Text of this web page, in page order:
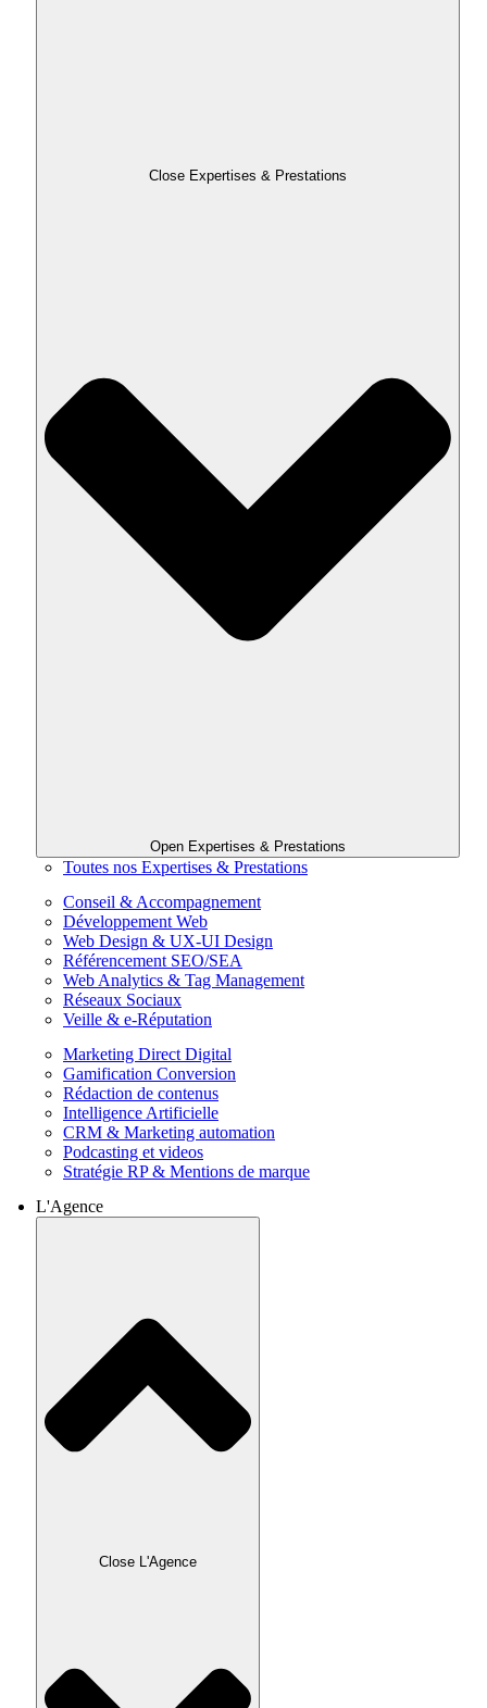
Close Expertises & Prestations
Open Expertises & Prestations
Toutes nos Expertises & Prestations
Conseil & Accompagnement
Développement Web
Web Design & UX-UI Design
Référencement SEO/SEA
Web Analytics & Tag Management
Réseaux Sociaux
Veille & e-Réputation
Marketing Direct Digital
Gamification Conversion
Rédaction de contenus
Intelligence Artificielle
CRM & Marketing automation
Podcasting et videos
Stratégie RP & Mentions de marque
L'Agence
Close L'Agence